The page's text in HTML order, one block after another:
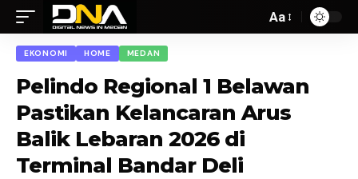
Aa
EKONOMI HOME MEDAN
Pelindo Regional 1 Belawan
Pastikan Kelancaran Arus
Balik Lebaran 2026 di
Terminal Bandar Deli